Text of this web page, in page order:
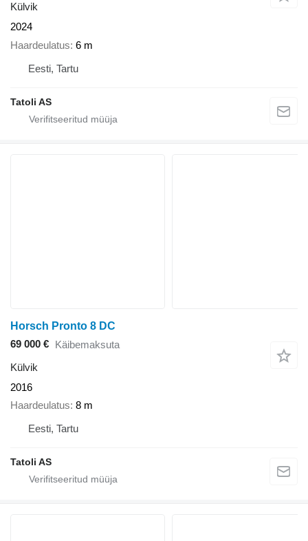
Külvik
2024
Haardeulatus 6 m
Eesti, Tartu
Tatoli AS
Horsch Pronto 8 DC
69 000 €
Käibemaksuta
Külvik
2016
Haardeulatus 8 m
Eesti, Tartu
Tatoli AS